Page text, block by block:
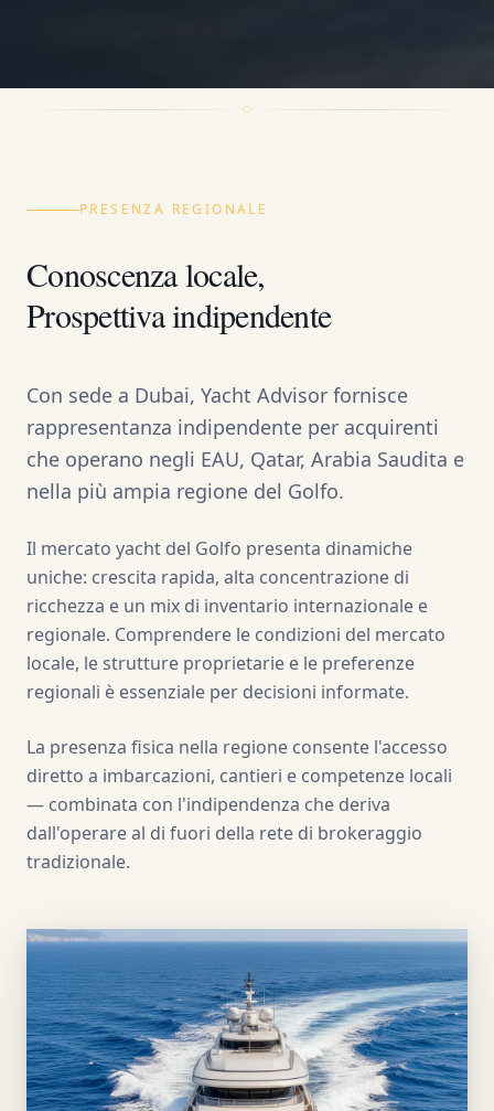
PRESENZA REGIONALE
Conoscenza locale,
Prospettiva indipendente
Con sede a Dubai, Yacht Advisor fornisce
rappresentanza indipendente per acquirenti
che operano negli EAU, Qatar, Arabia Saudita e
nella più ampia regione del Golfo.
Il mercato yacht del Golfo presenta dinamiche
uniche: crescita rapida, alta concentrazione di
ricchezza e un mix di inventario internazionale e
regionale. Comprendere le condizioni del mercato
locale, le strutture proprietarie e le preferenze
regionali è essenziale per decisioni informate.
La presenza fisica nella regione consente l'accesso
diretto a imbarcazioni, cantieri e competenze locali
— combinata con l'indipendenza che deriva
dall'operare al di fuori della rete di brokeraggio
tradizionale.